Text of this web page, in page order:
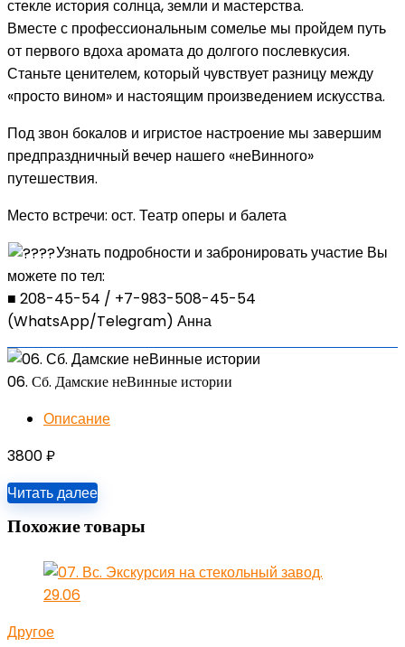
стекле история солнца, земли и мастерства.
Вместе с профессиональным сомелье мы пройдем путь
от первого вдоха аромата до долгого послевкусия.
Станьте ценителем, который чувствует разницу между
«просто вином» и настоящим произведением искусства.
Под звон бокалов и игристое настроение мы завершим
предпраздничный вечер нашего «неВинного»
путешествия.
Место встречи: ост. Театр оперы и балета
Узнать подробности и забронировать участие Вы
можете по тел:
■ 208-45-54 / +7-983-508-45-54
(WhatsApp/Telegram) Анна
06. Сб. Дамские неВинные истории
Описание
3800₽
Читать далее
Похожие товары
Другое